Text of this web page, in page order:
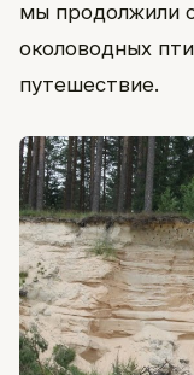
мы продолжили
околоводных
путешествие.